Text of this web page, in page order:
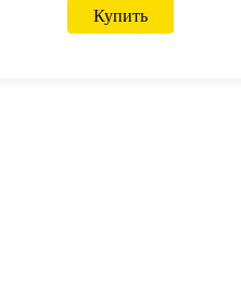
Купить